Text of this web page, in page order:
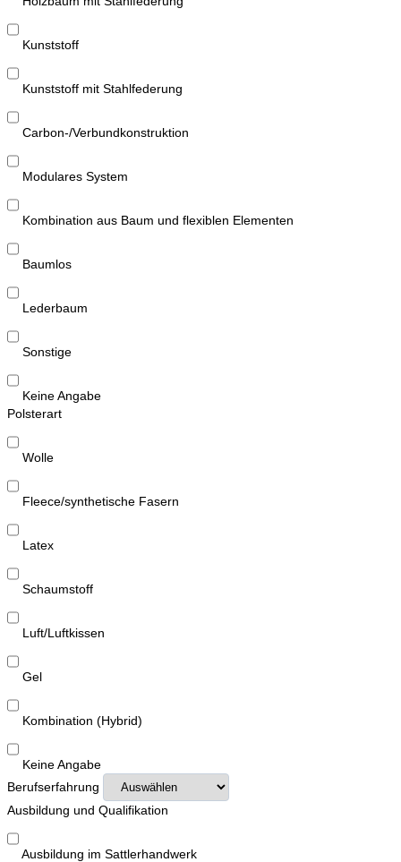
Kunststoff
Kunststoff mit Stahlfederung
Carbon-/Verbundkonstruktion
Modulares System
Kombination aus Baum und flexiblen Elementen
Baumlos
Lederbaum
Sonstige
Keine Angabe
Polsterart
Wolle
Fleece/synthetische Fasern
Latex
Schaumstoff
Luft/Luftkissen
Gel
Kombination (Hybrid)
Keine Angabe
Berufserfahrung
Ausbildung und Qualifikation
Ausbildung im Sattlerhandwerk